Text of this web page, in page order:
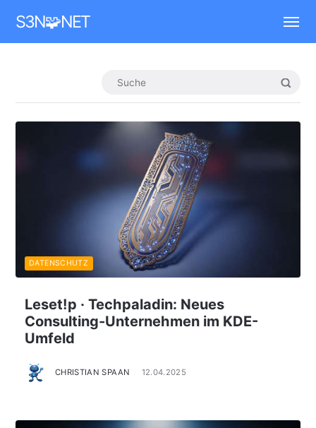
S3N🧩NET
Leset!p · Techpaladin: Neues
Consulting-Unternehmen im KDE-
Umfeld
CHRISTIAN SPAAN 12.04.2025
DATENSCHUTZ